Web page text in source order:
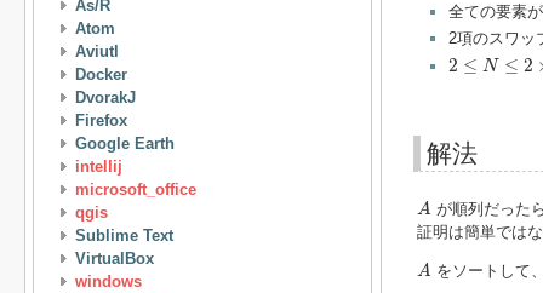
As/R
Atom
Aviutl
Docker
DvorakJ
Firefox
Google Earth
intellij
microsoft_office
qgis
Sublime Text
VirtualBox
windows
全ての要素
2項のスワッ
2 ≤ N ≤ 2
2 N ≤2 105
解法
A
A が順列だった
証明は簡単では
A
A をソートして